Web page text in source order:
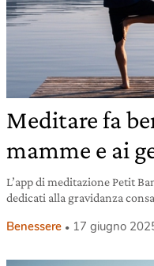
Meditare fa
mamme e ai
L’app di meditazione Petit
dedicati alla gravidanza
Benessere 17 giugno